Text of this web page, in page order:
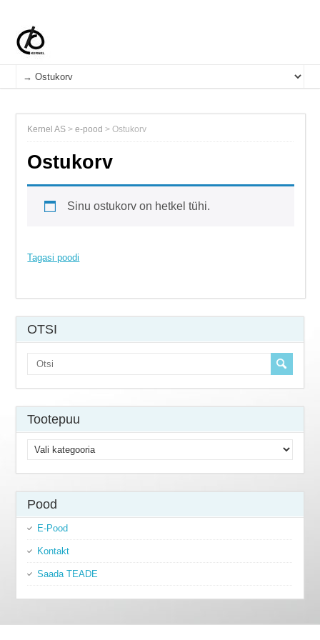
Kernel AS >e-pood >Ostukorv
Ostukorv
Sinu ostukorv on hetkel tühi.
Tagasi poodi
OTSI
Tootepuu
Pood
E-Pood
Kontakt
Saada TEADE